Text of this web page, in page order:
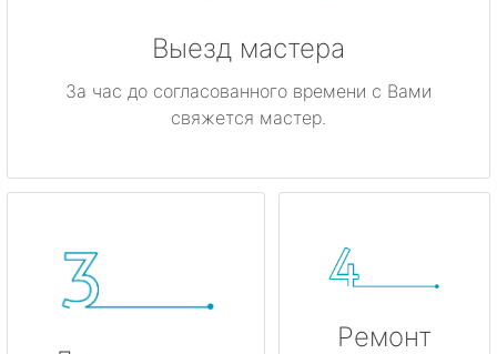
метро Калужская
метро Домодедовская
метро Крылатское
метро Лубянка
Выезд мастера
За час до согласованного времени с Вами
свяжется мастер.
Ремонт